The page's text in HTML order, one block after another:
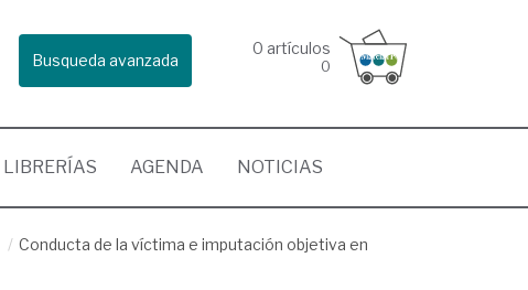
Busqueda avanzada
0 artículos
0
LIBRERÍAS AGENDA NOTICIAS
Conducta de la víctima e imputación objetiva en